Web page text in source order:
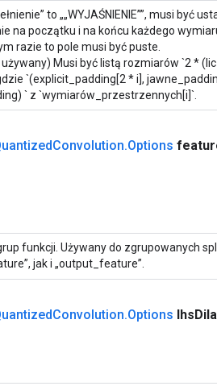
to „„WYJAŚNIENIE””, musi być
na początku i na końcu każdego
razie to pole musi być puste.
Musi być listą rozmiarów `2 *
`(explicit_padding[2 * i],
` z `wymiarów_przestrzennych[i]`.
Convolution.Options
funkcji. Używany do zgrupowanych
jak i „output_feature”.
Convolution.Options lhs